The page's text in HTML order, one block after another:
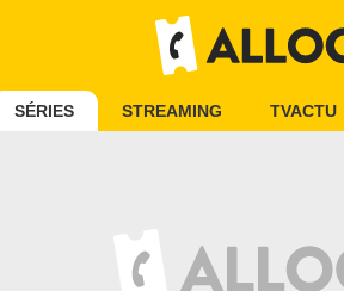
SÉRIES STREAMING TVACTU